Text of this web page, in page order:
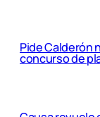
Pide Calderón
concurso de